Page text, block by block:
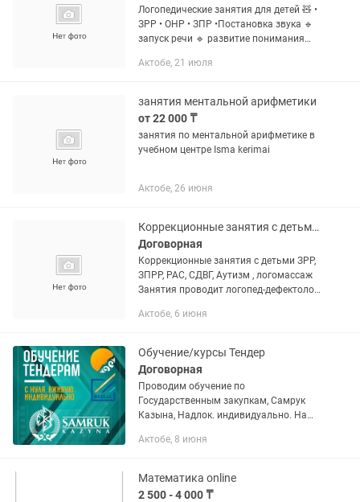
Логопедические занятия для детей 🧸 •
ЗРР • ОНР • ЗПР •Постановка звука 🔹
запуск речи 🔹 развитие понимания
🔹 развитие внимания и мелкой
Актобе, 21 июля
занятия ментальной арифметики
от 22 000 ₸
занятия по ментальной арифметике в
учебном центре Isma kerimai
Актобе, 26 июня
Коррекционные занятия с детьми ОНР, Рас, аутизм
Договорная
Коррекционные занятия с детьми ЗРР,
ЗПРР, РАС, СДВГ, Аутизм , логомассаж
Занятия проводит логопед-дефектолог
собранной за годы работы 👍🏼
Актобе, 6 июня
Обучение/курсы Тендер
Договорная
Проводим обучение по
Государственным закупкам, Самрук
Казына, Надлок. индивидуально. На
ведет действующий предприниматель
Актобе, 8 июня
Математика online
2 500 - 4 000 ₸